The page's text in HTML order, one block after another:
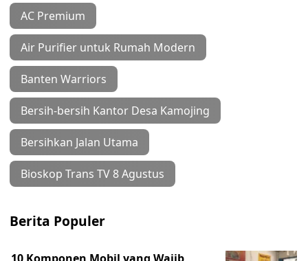
AC Premium
Air Purifier untuk Rumah Modern
Banten Warriors
Bersih-bersih Kantor Desa Kamojing
Bersihkan Jalan Utama
Bioskop Trans TV 8 Agustus
Berita Populer